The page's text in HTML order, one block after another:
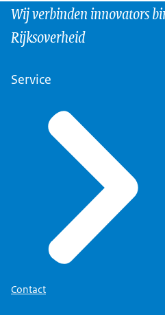
Wij verbinden innovators
Rijksoverheid
Service
Contact